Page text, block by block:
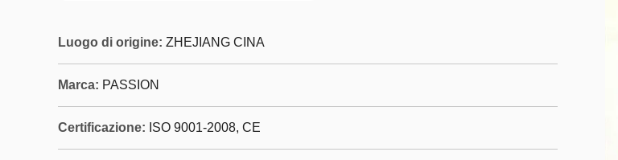
Luogo di origine: ZHEJIANG CINA
Marca: PASSION
Certificazione: ISO 9001-2008, CE